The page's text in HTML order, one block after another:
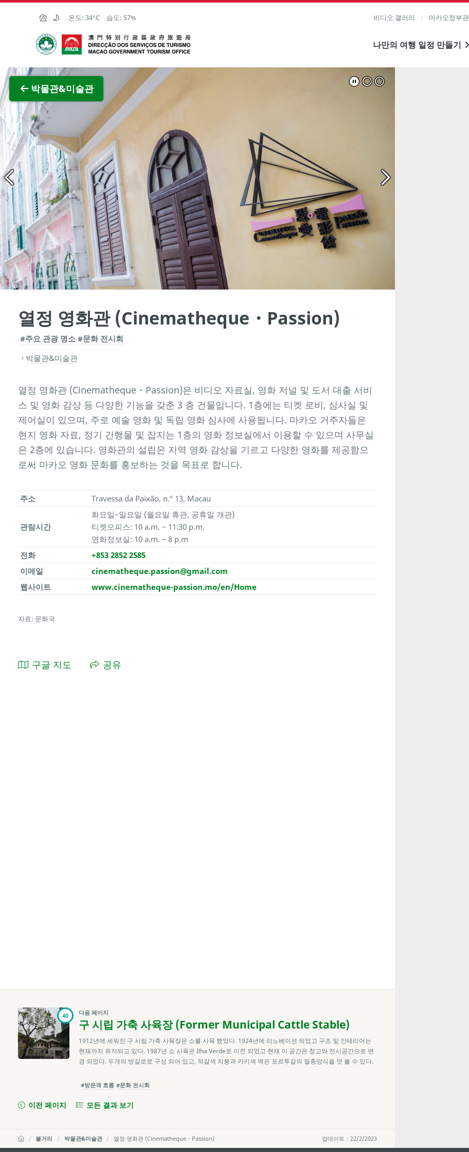
Skip to Main Content
온도: 34°C 습도: 57% 비디오 갤러리 마카오정부
마카오정부관광청
나만의 여행 일정 만들기
박물관&미술관
열정 영화관 (Cinematheque・Passion)
#주요 관광 명소 #문화 전시회
박물관&미술관
열정 영화관 (Cinematheque・Passion)은 비디오 자료실, 영화 저널 및 도서 대출 서비
스 및 영화 감상 등 다양한 기능을 갖춘 3 층 건물입니다. 1층에는 티켓 로비, 심사실 및
제어실이 있으며, 주로 예술 영화 및 독립 영화 심사에 사용됩니다. 마카오 거주자들은
현지 영화 자료, 정기 간행물 및 잡지는 1층의 영화 정보실에서 이용할 수 있으며 사무실
은 2층에 있습니다. 영화관의 설립은 지역 영화 감상을 기르고 다양한 영화를 제공함으
로써 마카오 영화 문화를 홍보하는 것을 목표로 합니다.
주소 Travessa da Paixão, n.º 13, Macau
관람시간
화요일~일요일 (월요일 휴관, 공휴일 개관)
티켓오피스: 10 a.m. ~ 11:30 p.m.
영화정보실: 10 a.m. ~ 8 p.m
전화
+853 2852 2585
이메일
cinematheque.passion@gmail.com
웹사이트
www.cinematheque-passion.mo/en/Home
자료: 문화국
구글 지도 공유
40 다음 페이지
구 시립 가축 사육장 (Former Municipal Cattle Stable)
1912년에 세워진 구 시립 가축 사육장은 소를 사육 했었다. 1924년에 리노베이션 되었고 구조 및 인테리어는
현재까지 유지되고 있다. 1987년 소 사육은 Ilha Verde로 이전 되었고 현재 이 공간은 창고와 전시공간으로 변
경 되었다. 두개의 방갈로로 구성 되어 있고, 적갈색 지붕과 카키색 벽은 포르투갈의 절충양식을 엿 볼 수 있다.
#방문객 흐름 #문화 전시회
이전 페이지 모든 결과 보기
업데이트：22/2/2023
볼거리 박물관&미술관 열정 영화관 (Cinematheque・Passion)